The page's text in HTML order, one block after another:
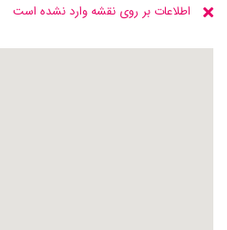
اطلاعات بر روی نقشه وارد نشده است